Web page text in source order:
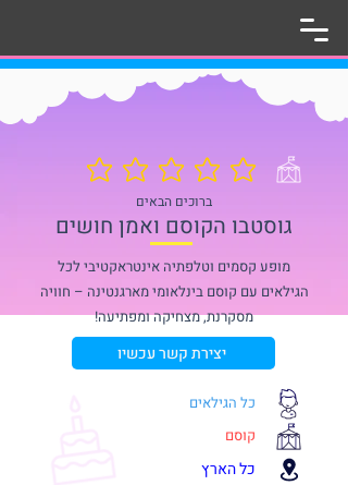
אין עדיין דירוגים
ברוכים הבאים
גוסטבו הקוסם ואמן חושים
מופע קסמים וטלפתיה אינטראקטיבי לכל
הגילאים עם קוסם בינלאומי מארגנטינה – חוויה
מסקרנת, מצחיקה ומפתיעה!
יצירת קשר עכשיו
כל הגילאים
קוסם
כל הארץ